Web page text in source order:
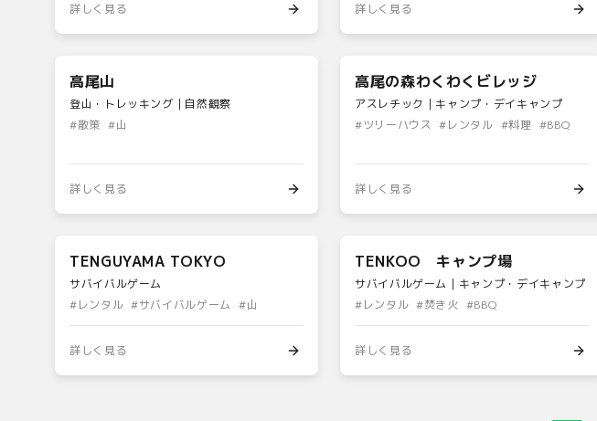
詳しく見る 詳しく見る
高尾山
登山・トレッキング｜自然観察
#散策 #山
詳しく見る
高尾の森わくわくビレッジ
アスレチック｜キャンプ・デイキャンプ
#ツリーハウス #レンタル #料理 #BBQ
詳しく見る
TENGUYAMA TOKYO
サバイバルゲーム
#レンタル #サバイバルゲーム #山
詳しく見る
TENKOO キャンプ場
サバイバルゲーム｜キャンプ・デイキャンプ
#レンタル #焚き火 #BBQ
詳しく見る